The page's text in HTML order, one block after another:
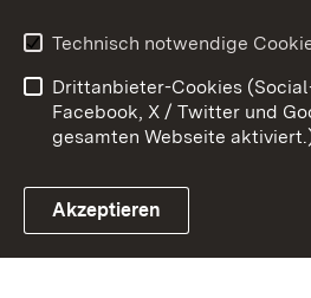
Link zum Landesportal
Barrierefreiheit
Impressum
Technisch notwendige
Drittanbieter-Cookies
Facebook, X / Twitter und
gesamten Webseite
Akzeptieren